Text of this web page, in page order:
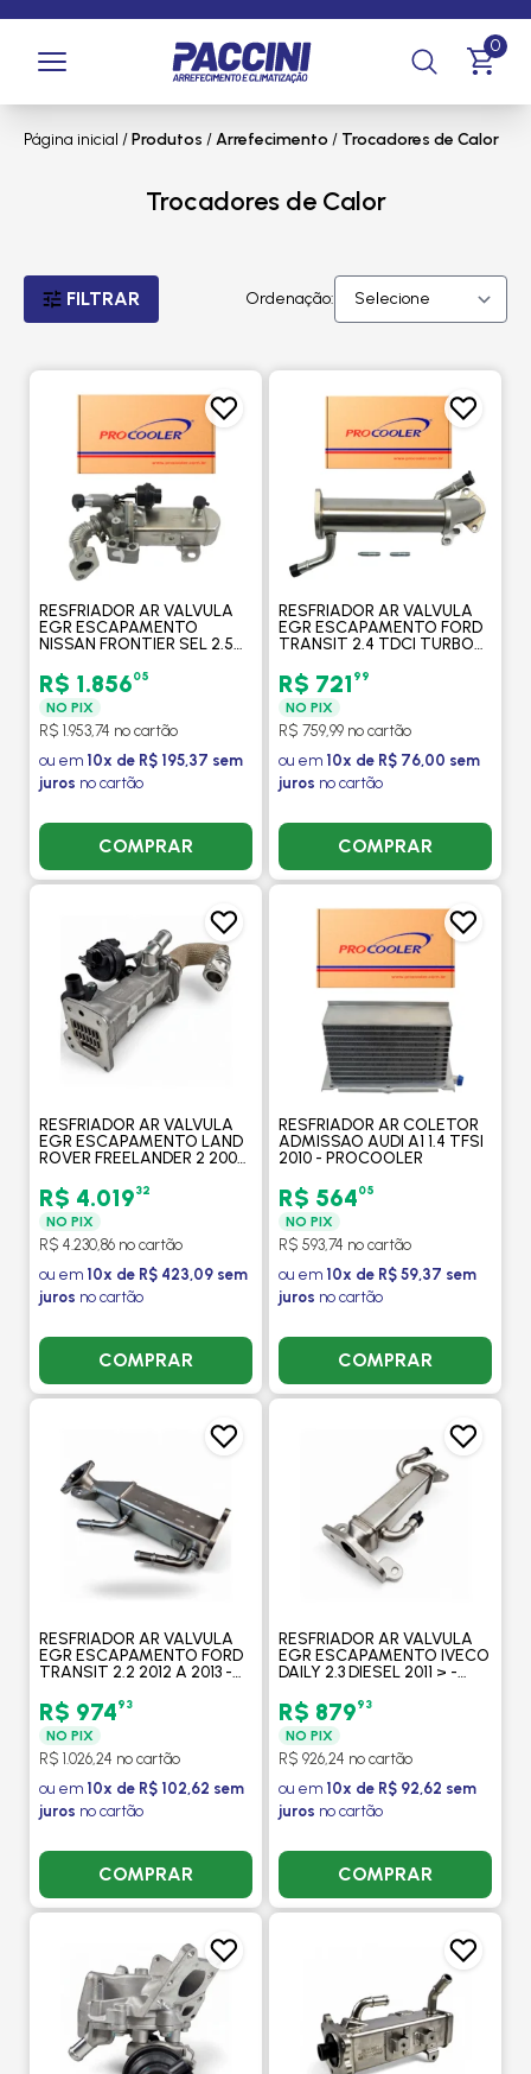
0
Página inicial /Produtos /Arrefecimento/ Trocadores de Calor
Trocadores de Calor
FILTRAR Ordenação:
RESFRIADOR AR VALVULA
EGR ESCAPAMENTO
NISSAN FRONTIER SEL 2.5
R$ 1.85605
NO PIX
R$ 1.953,74 no cartão
ou em 10x de R$ 195,37 sem
juros no cartão
COMPRAR
RESFRIADOR AR VALVULA
EGR ESCAPAMENTO FORD
TRANSIT 2.4 TDCI TURBO
PROCOOLER
R$ 721 99
NO PIX
R$ 759,99 no cartão
ou em 10x de R$ 76,00 sem
juros no cartão
COMPRAR
RESFRIADOR AR VALVULA
EGR ESCAPAMENTO LAND
ROVER FREELANDER 2 2006
2015> / RANGE ROVER
EVOQUE - PROCOOLER
R$ 4.01932
NO PIX
R$ 4.230,86 no cartão
ou em 10x de R$ 423,09 sem
juros no cartão
COMPRAR
RESFRIADOR AR COLETOR
ADMISSAO AUDI A1 1.4 TFSI
2010 - PROCOOLER
R$ 56405
NO PIX
R$ 593,74 no cartão
ou em 10x de R$ 59,37 sem
juros no cartão
COMPRAR
RESFRIADOR AR VALVULA
EGR ESCAPAMENTO FORD
TRANSIT 2.2 2012 A 2013 -
R$ 97493
NO PIX
R$ 1.026,24 no cartão
ou em 10x de R$ 102,62 sem
juros no cartão
COMPRAR
RESFRIADOR AR VALVULA
EGR ESCAPAMENTO IVECO
DAILY 2.3 DIESEL 2011 > -
R$ 87993
NO PIX
R$ 926,24 no cartão
ou em 10x de R$ 92,62 sem
juros no cartão
COMPRAR